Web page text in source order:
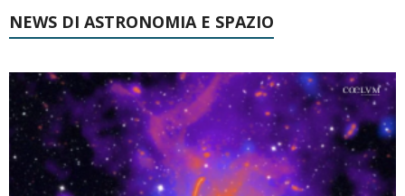
NEWS DI ASTRONOMIA E SPAZIO